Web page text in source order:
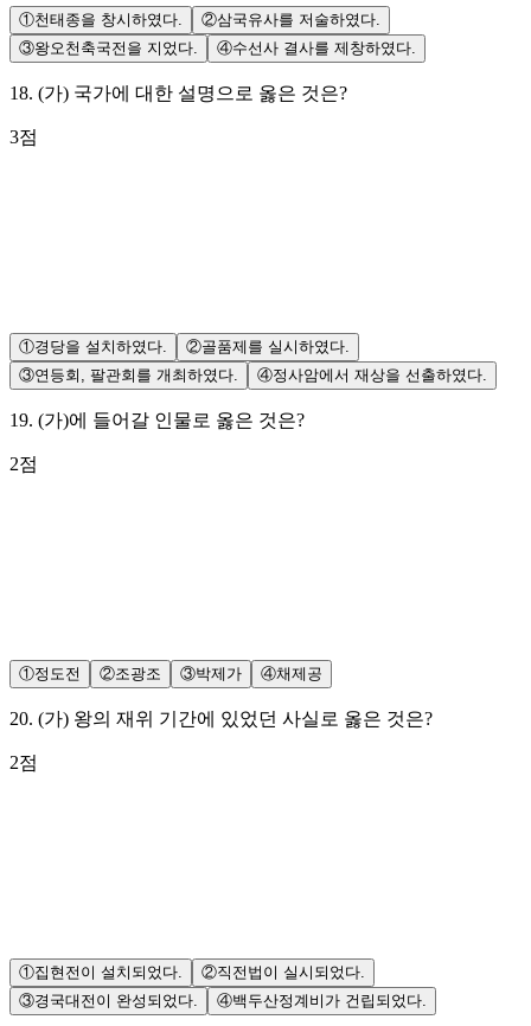
①천태종을 창시하였다. ②삼국유사를 저술하였다.
③왕오천축국전을 지었다. ④수선사 결사를 제창하였다.
18. (가) 국가에 대한 설명으로 옳은 것은?
3점
①경당을 설치하였다. ②골품제를 실시하였다.
③연등회, 팔관회를 개최하였다. ④정사암에서 재상을 선출하였다.
19. (가)에 들어갈 인물로 옳은 것은?
2점
①정도전 ②조광조 ③박제가 ④채제공
20. (가) 왕의 재위 기간에 있었던 사실로 옳은 것은?
2점
①집현전이 설치되었다. ②직전법이 실시되었다.
③경국대전이 완성되었다. ④백두산정계비가 건립되었다.